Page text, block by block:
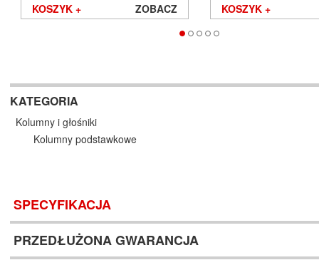
KOSZYK + ZOBACZ KOSZYK +
KATEGORIA
Kolumny i głośniki
Kolumny podstawkowe
SPECYFIKACJA
PRZEDŁUŻONA GWARANCJA